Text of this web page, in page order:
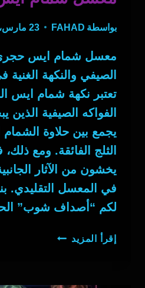
بواسطة FAHAD 23 مارس، 2026
معسل شمام ايس حجري:
الصيفي والنكهة
تعتبر نكهة شمام ايس
الفواكه الصيفية
يجمع بين حلاوة الشمام
الثلج الفائقة. ومع ذلك،
يخشون من الآثار
في المعسل التقليدي.
لكم “أصداف شوب”
إقرأ المزيد معسل